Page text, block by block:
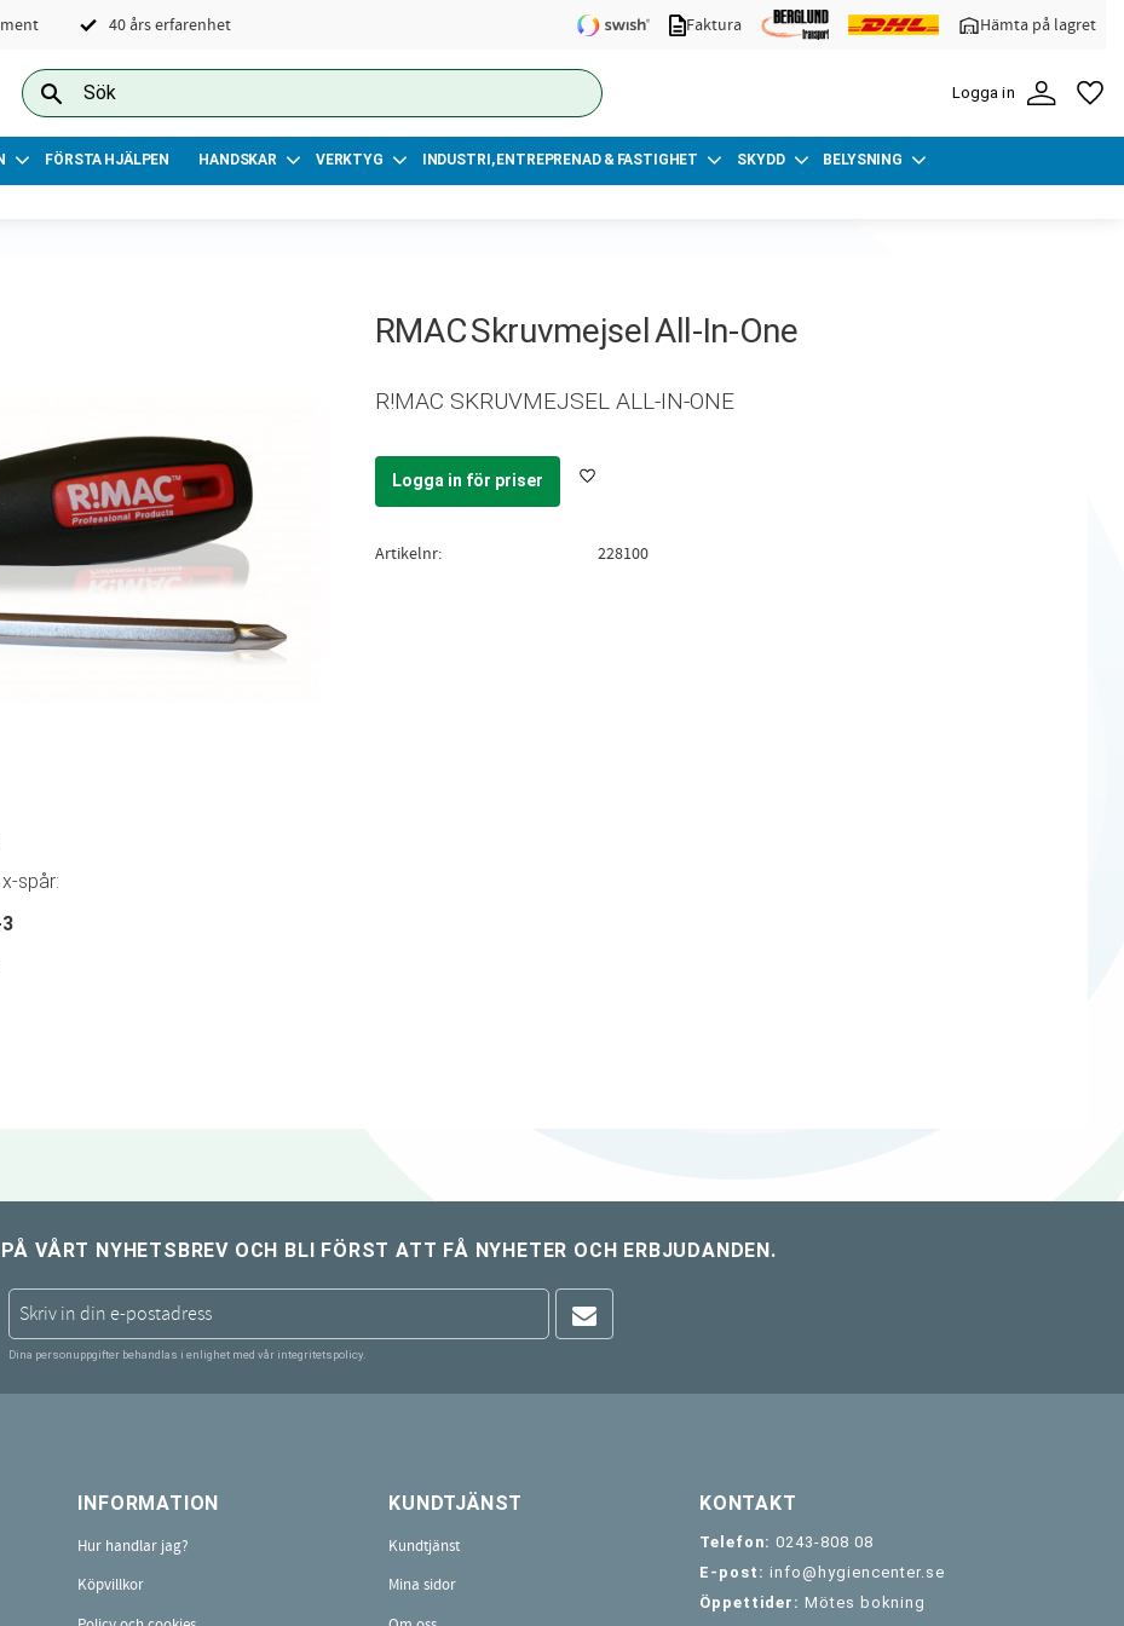
40 års erfarenhet Faktura Hämta på lagret
Logga in
FÖRSTA HJÄLPEN HANDSKAR VERKTYG INDUSTRI, ENTREPRENAD & FASTIGHET SKYDD BELYSNING
RMAC Skruvmejsel All-In-One
R!MAC SKRUVMEJSEL ALL-IN-ONE
Logga in för priser Lägg till i favoriter
Artikelnr 228100
spår:
PÅ VÅRT NYHETSBREV OCH BLI FÖRST ATT FÅ NYHETER OCH ERBJUDANDEN.
Dina personuppgifter behandlas i enlighet med vår integritetspolicy.
INFORMATION
Hur handlar jag?
Köpvillkor
KUNDTJÄNST
Kundtjänst
Mina sidor
KONTAKT
Telefon: 0243-808 08
E-post: info@hygiencenter.se
Öppettider: Mötes bokning